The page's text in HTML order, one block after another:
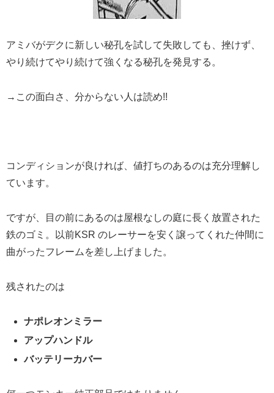
アミバがデクに新しい秘孔を試して失敗しても、挫けず、
やり続けてやり続けて強くなる秘孔を発見する。
→この面白さ、分からない人は読め!!
コンディションが良ければ、値打ちのあるのは充分理解し
ています。
ですが、目の前にあるのは屋根なしの庭に長く放置された
鉄のゴミ。以前KSR のレーサーを安く譲ってくれた仲間に
曲がったフレームを差し上げました。
残されたのは
ナポレオンミラー
アップハンドル
バッテリーカバー